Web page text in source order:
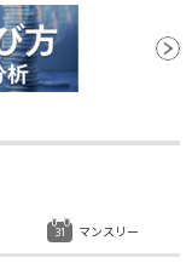
マンスリー